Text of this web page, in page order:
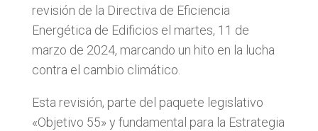
revisión de la Directiva de Eficiencia
Energética de Edificios el martes, 11 de
marzo de 2024, marcando un hito en la lucha
contra el cambio climático.
Esta revisión, parte del paquete legislativo
«Objetivo 55» y fundamental para la Estrategia